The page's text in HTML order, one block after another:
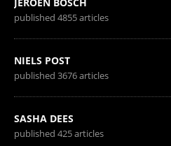
published 4855 articles
NIELS POST
published 3676 articles
SASHA DEES
published 425 articles